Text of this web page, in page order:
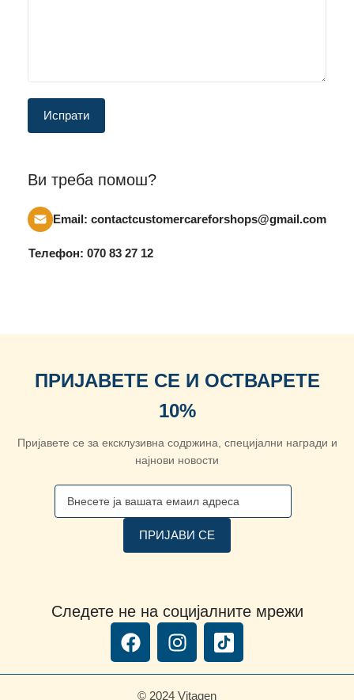
Ви треба помош?
Email: contactcustomercareforshops@gmail.com
Телефон: 070 83 27 12
ПРИЈАВЕТЕ СЕ И ОСТВАРЕТЕ
10%
Пријавете се за ексклузивна содржина, специјални награди и
најнови новости
Следете не на социјалните мрежи
© 2024 Vitagen